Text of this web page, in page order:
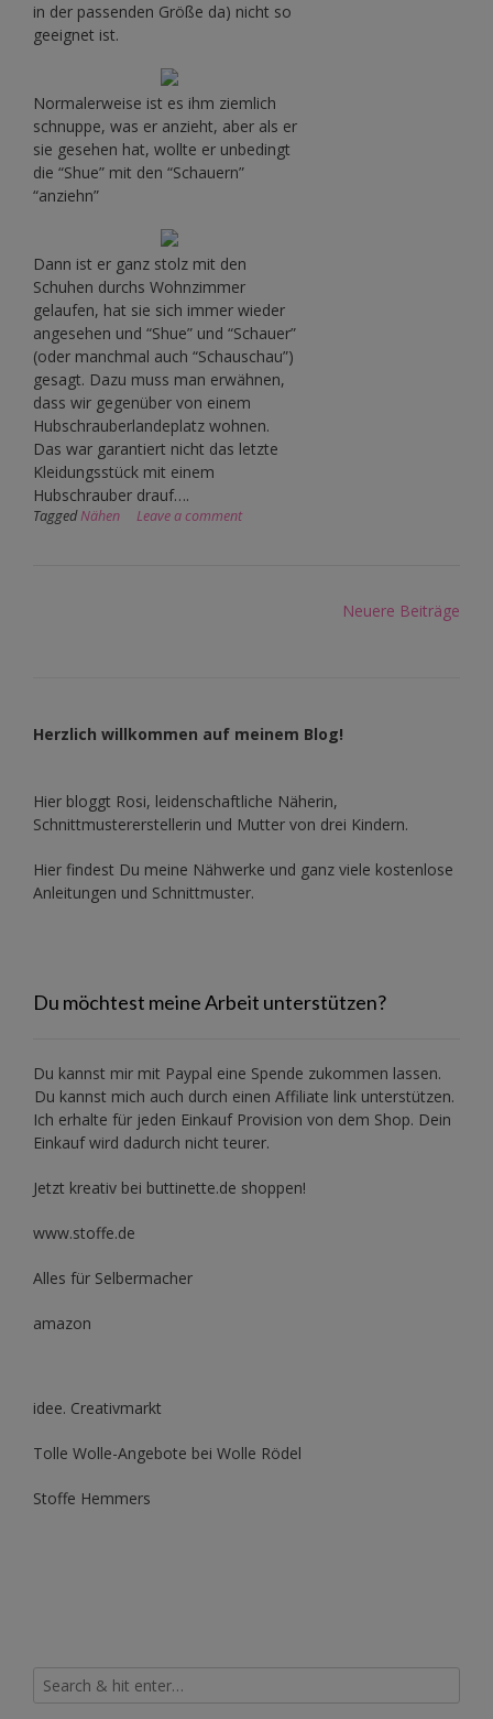
in der passenden Größe da) nicht so
geeignet ist.
Normalerweise ist es ihm ziemlich
schnuppe, was er anzieht, aber als er
sie gesehen hat, wollte er unbedingt
die “Shue” mit den “Schauern”
“anziehn”
Dann ist er ganz stolz mit den
Schuhen durchs Wohnzimmer
gelaufen, hat sie sich immer wieder
angesehen und “Shue” und “Schauer”
(oder manchmal auch “Schauschau”)
gesagt. Dazu muss man erwähnen,
dass wir gegenüber von einem
Hubschrauberlandeplatz wohnen.
Das war garantiert nicht das letzte
Kleidungsstück mit einem
Hubschrauber drauf….
TaggedNähen Leave a comment
Neuere Beiträge
Herzlich willkommen auf meinem Blog!
Hier bloggt Rosi, leidenschaftliche Näherin,
Schnittmustererstellerin und Mutter von drei Kindern.
Hier findest Du meine Nähwerke und ganz viele kostenlose
Anleitungen und Schnittmuster.
Du möchtest meine Arbeit unterstützen?
Du kannst mir mit Paypal eine Spende zukommen lassen.
Du kannst mich auch durch einen Affiliate link unterstützen.
Ich erhalte für jeden Einkauf Provision von dem Shop. Dein
Einkauf wird dadurch nicht teurer.
Jetzt kreativ bei buttinette.de shoppen!
www.stoffe.de
Alles für Selbermacher
amazon
idee. Creativmarkt
Tolle Wolle-Angebote bei Wolle Rödel
Stoffe Hemmers